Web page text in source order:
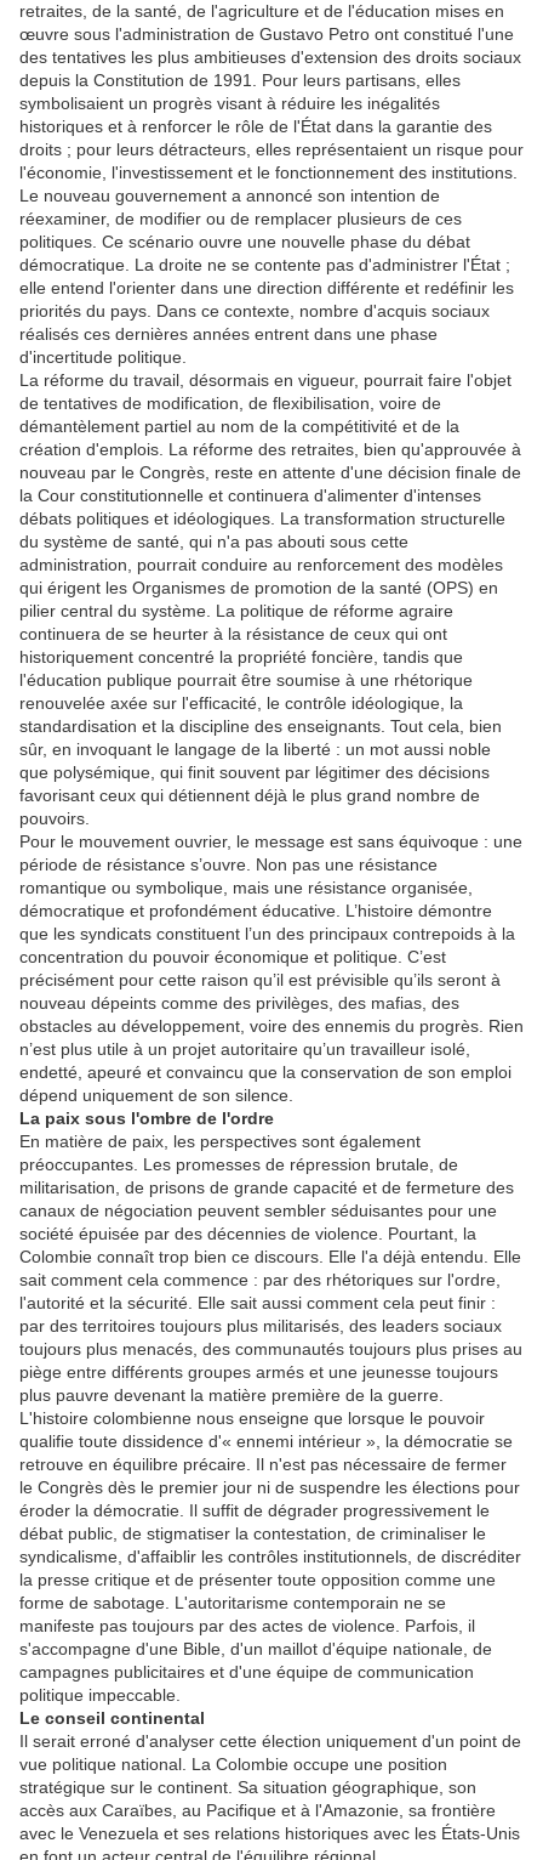
retraites, de la santé, de l'agriculture et de l'éducation mises en
œuvre sous l'administration de Gustavo Petro ont constitué l'une
des tentatives les plus ambitieuses d'extension des droits sociaux
depuis la Constitution de 1991. Pour leurs partisans, elles
symbolisaient un progrès visant à réduire les inégalités
historiques et à renforcer le rôle de l'État dans la garantie des
droits ; pour leurs détracteurs, elles représentaient un risque pour
l'économie, l'investissement et le fonctionnement des institutions.
Le nouveau gouvernement a annoncé son intention de
réexaminer, de modifier ou de remplacer plusieurs de ces
politiques. Ce scénario ouvre une nouvelle phase du débat
démocratique. La droite ne se contente pas d'administrer l'État ;
elle entend l'orienter dans une direction différente et redéfinir les
priorités du pays. Dans ce contexte, nombre d'acquis sociaux
réalisés ces dernières années entrent dans une phase
d'incertitude politique.
La réforme du travail, désormais en vigueur, pourrait faire l'objet
de tentatives de modification, de flexibilisation, voire de
démantèlement partiel au nom de la compétitivité et de la
création d'emplois. La réforme des retraites, bien qu'approuvée à
nouveau par le Congrès, reste en attente d'une décision finale de
la Cour constitutionnelle et continuera d'alimenter d'intenses
débats politiques et idéologiques. La transformation structurelle
du système de santé, qui n'a pas abouti sous cette
administration, pourrait conduire au renforcement des modèles
qui érigent les Organismes de promotion de la santé (OPS) en
pilier central du système. La politique de réforme agraire
continuera de se heurter à la résistance de ceux qui ont
historiquement concentré la propriété foncière, tandis que
l'éducation publique pourrait être soumise à une rhétorique
renouvelée axée sur l'efficacité, le contrôle idéologique, la
standardisation et la discipline des enseignants. Tout cela, bien
sûr, en invoquant le langage de la liberté : un mot aussi noble
que polysémique, qui finit souvent par légitimer des décisions
favorisant ceux qui détiennent déjà le plus grand nombre de
pouvoirs.
Pour le mouvement ouvrier, le message est sans équivoque : une
période de résistance s’ouvre. Non pas une résistance
romantique ou symbolique, mais une résistance organisée,
démocratique et profondément éducative. L’histoire démontre
que les syndicats constituent l’un des principaux contrepoids à la
concentration du pouvoir économique et politique. C’est
précisément pour cette raison qu’il est prévisible qu’ils seront à
nouveau dépeints comme des privilèges, des mafias, des
obstacles au développement, voire des ennemis du progrès. Rien
n’est plus utile à un projet autoritaire qu’un travailleur isolé,
endetté, apeuré et convaincu que la conservation de son emploi
dépend uniquement de son silence.
La paix sous l'ombre de l'ordre
En matière de paix, les perspectives sont également
préoccupantes. Les promesses de répression brutale, de
militarisation, de prisons de grande capacité et de fermeture des
canaux de négociation peuvent sembler séduisantes pour une
société épuisée par des décennies de violence. Pourtant, la
Colombie connaît trop bien ce discours. Elle l'a déjà entendu. Elle
sait comment cela commence : par des rhétoriques sur l'ordre,
l'autorité et la sécurité. Elle sait aussi comment cela peut finir :
par des territoires toujours plus militarisés, des leaders sociaux
toujours plus menacés, des communautés toujours plus prises au
piège entre différents groupes armés et une jeunesse toujours
plus pauvre devenant la matière première de la guerre.
L'histoire colombienne nous enseigne que lorsque le pouvoir
qualifie toute dissidence d'« ennemi intérieur », la démocratie se
retrouve en équilibre précaire. Il n'est pas nécessaire de fermer
le Congrès dès le premier jour ni de suspendre les élections pour
éroder la démocratie. Il suffit de dégrader progressivement le
débat public, de stigmatiser la contestation, de criminaliser le
syndicalisme, d'affaiblir les contrôles institutionnels, de discréditer
la presse critique et de présenter toute opposition comme une
forme de sabotage. L'autoritarisme contemporain ne se
manifeste pas toujours par des actes de violence. Parfois, il
s'accompagne d'une Bible, d'un maillot d'équipe nationale, de
campagnes publicitaires et d'une équipe de communication
politique impeccable.
Le conseil continental
Il serait erroné d'analyser cette élection uniquement d'un point de
vue politique national. La Colombie occupe une position
stratégique sur le continent. Sa situation géographique, son
accès aux Caraïbes, au Pacifique et à l'Amazonie, sa frontière
avec le Venezuela et ses relations historiques avec les États-Unis